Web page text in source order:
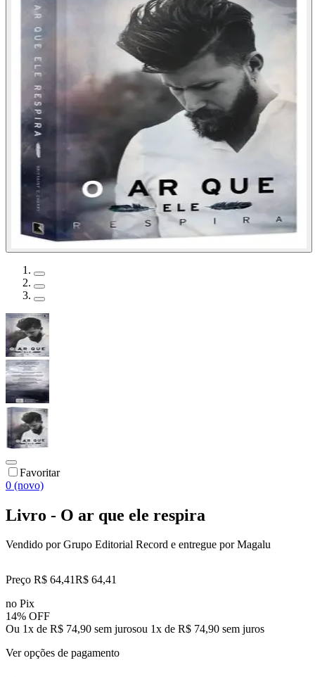
Favoritar
0 (novo)
Livro - O ar que ele respira
Vendido porGrupo Editorial Record e entregue por Magalu
Preço R$ 64,41R$ 64,41
no Pix
14% OFF
Ou 1x de R$ 74,90 sem jurosou 1x de R$ 74,90 sem juros
Ver opções de pagamento